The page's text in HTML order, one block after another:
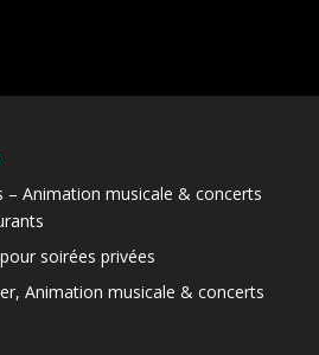
– Animation musicale & concerts
soirées privées
Animation musicale & concerts